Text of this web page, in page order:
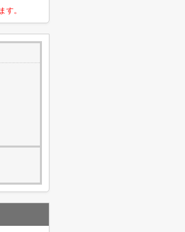
す。